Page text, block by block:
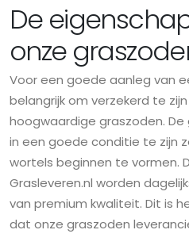
De
onze
Voor een goede aanleg van
belangrijk om verzekerd te
hoogwaardige graszoden.
in een goede conditie te zijn
wortels beginnen te vormen.
Grasleveren.nl worden
van premium kwaliteit. Dit is
dat onze graszoden